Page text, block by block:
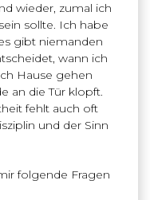
wieder, zumal ich
sollte. Ich habe
gibt niemanden
wann ich
Hause gehen
an die Tür klopft.
fehlt auch oft
und der Sinn
folgende Fragen